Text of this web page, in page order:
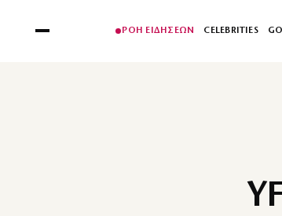
ΡΟΗ ΕΙΔΗΣΕΩΝ CELEBRITIES